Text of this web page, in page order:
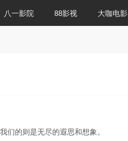
八一影院 88影视 大咖电影
的则是无尽的遐思和想象。